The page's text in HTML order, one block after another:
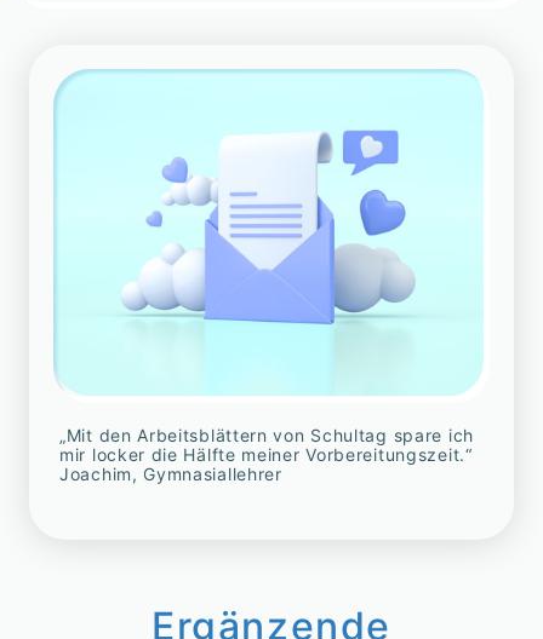
„Mit den Arbeitsblättern von Schultag spare ich
mir locker die Hälfte meiner Vorbereitungszeit.“
Joachim, Gymnasiallehrer
Ergänzende